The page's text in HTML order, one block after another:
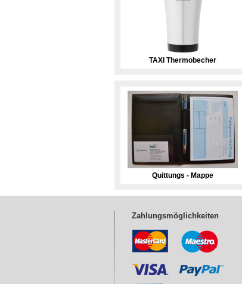
TAXI Thermobecher
Quittungs - Mappe
Zahlungsmöglichkeiten